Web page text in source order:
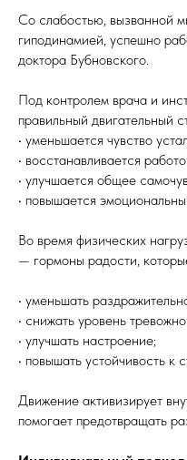
Со слабостью, вызванной
гиподинамией, успешно
доктора Бубновского.
Под контролем врача и
правильный двигательный
• уменьшается чувство
• восстанавливается
• улучшается общее
• повышается
Во время физических
— гормоны радости,
• уменьшать
• снижать уровень
• улучшать настроение;
• повышать устойчивость к
Движение активизирует
помогает предотвращать